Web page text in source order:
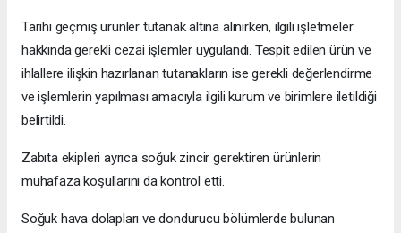
Tarihi geçmiş ürünler tutanak altına alınırken, ilgili işletmeler
hakkında gerekli cezai işlemler uygulandı. Tespit edilen ürün ve
ihlallere ilişkin hazırlanan tutanakların ise gerekli değerlendirme
ve işlemlerin yapılması amacıyla ilgili kurum ve birimlere iletildiği
belirtildi.
Zabıta ekipleri ayrıca soğuk zincir gerektiren ürünlerin
muhafaza koşullarını da kontrol etti.
Soğuk hava dolapları ve dondurucu bölümlerde bulunan